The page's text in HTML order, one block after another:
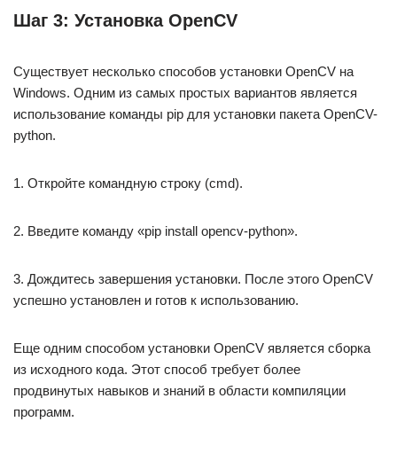
Шаг 3: Установка OpenCV
Существует несколько способов установки OpenCV на
Windows. Одним из самых простых вариантов является
использование команды pip для установки пакета OpenCV-
python.
1. Откройте командную строку (cmd).
2. Введите команду «pip install opencv-python».
3. Дождитесь завершения установки. После этого OpenCV
успешно установлен и готов к использованию.
Еще одним способом установки OpenCV является сборка
из исходного кода. Этот способ требует более
продвинутых навыков и знаний в области компиляции
программ.